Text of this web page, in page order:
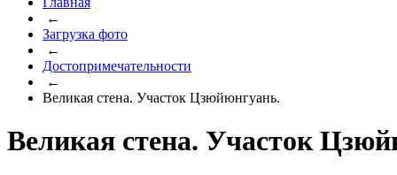
←
Загрузка фото
←
Достопримечательности
←
Великая стена. Участок Цзюйюнгуань.
Великая стена. Участок